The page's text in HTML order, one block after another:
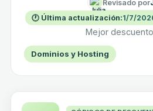
Revisado por
🕐 Última actualización:1/7/
Mejor descuento
Dominios y Hosting